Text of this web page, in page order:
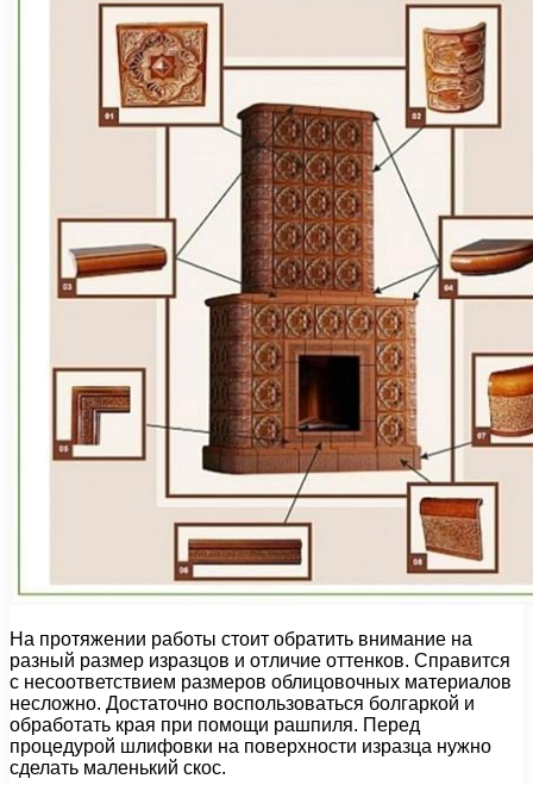
На протяжении работы стоит обратить внимание на
разный размер изразцов и отличие оттенков. Справится
с несоответствием размеров облицовочных материалов
несложно. Достаточно воспользоваться болгаркой и
обработать края при помощи рашпиля. Перед
процедурой шлифовки на поверхности изразца нужно
сделать маленький скос.